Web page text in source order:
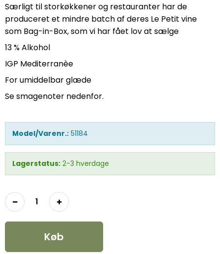
Særligt til storkøkkener og restauranter har de
produceret et mindre batch af deres Le Petit vine
som Bag-in-Box, som vi har fået lov at sælge
13 % Alkohol
IGP Mediterranèe
For umiddelbar glæde
Se smagenoter nedenfor.
Model/Varenr.: 51184
Lagerstatus: 2-3 hverdage
Køb